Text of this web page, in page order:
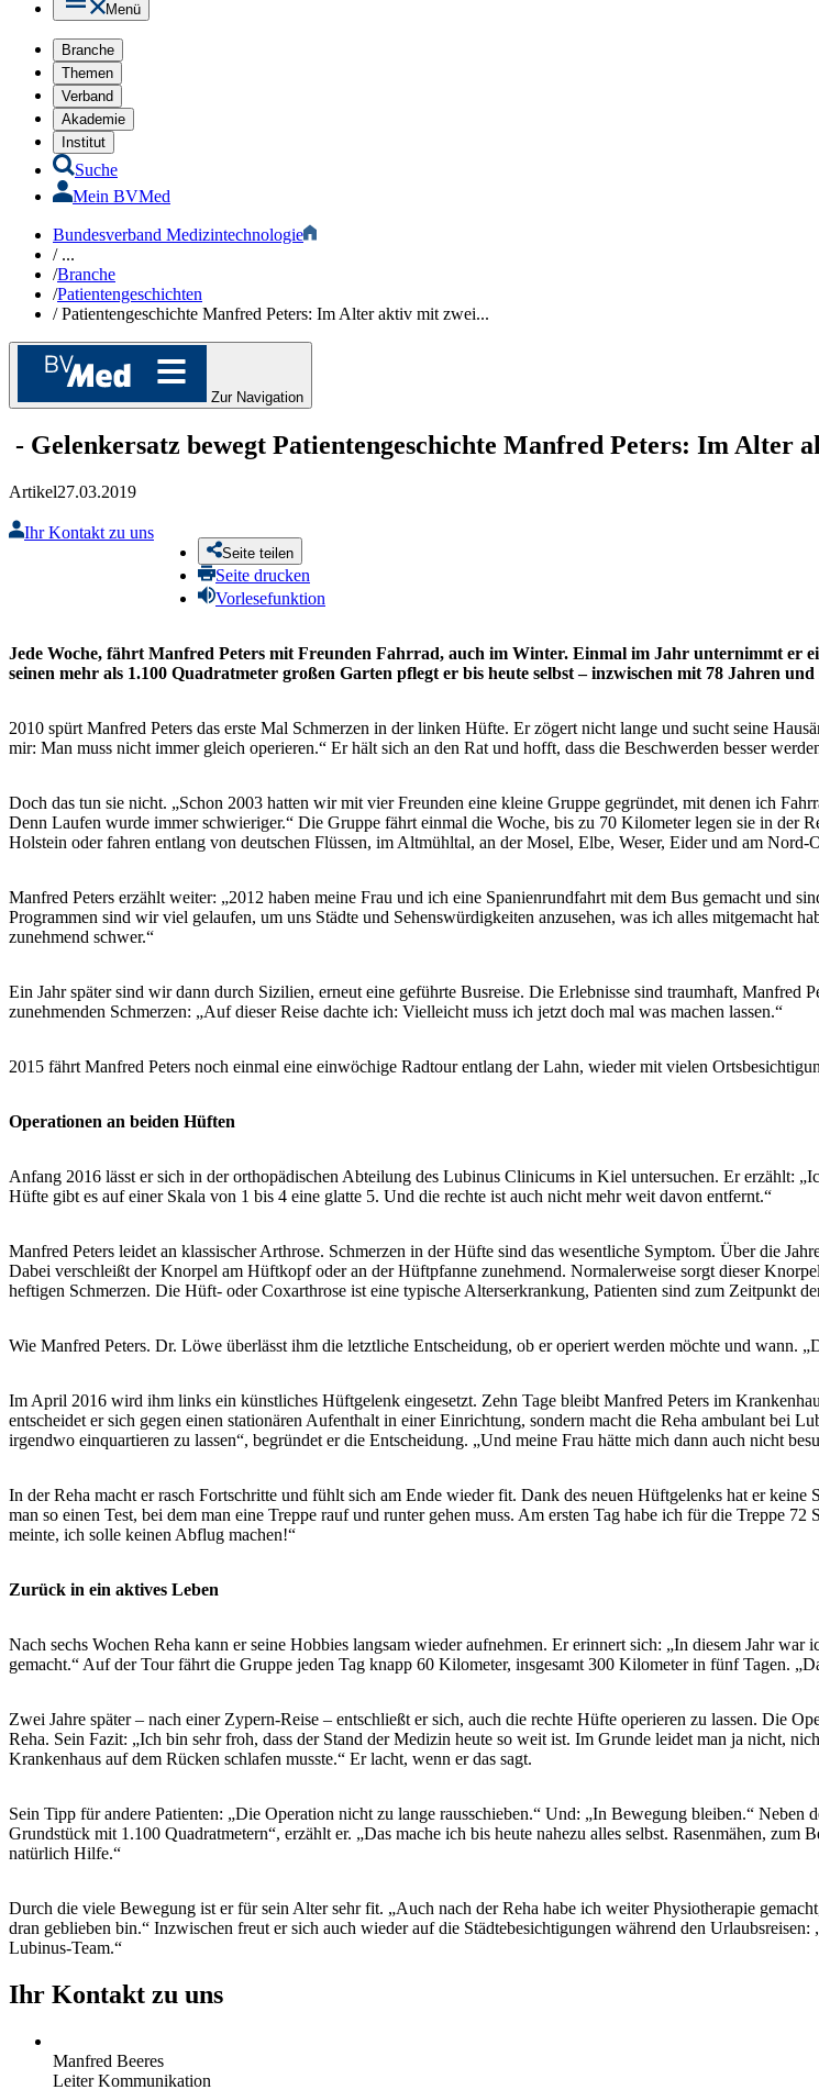
Menü
Branche
Themen
Verband
Akademie
Institut
Suche
Mein BVMed
Bundesverband Medizintechnologie
/...
/Branche
/Patientengeschichten
/Patientengeschichte Manfred Peters: Im Alter aktiv mit zwei...
Zur Navigation
- Gelenkersatz bewegt Patientengeschichte Manfred Peters: Im Alter
Artikel27.03.2019
Ihr Kontakt zu uns
Seite teilen
Seite drucken
Vorlesefunktion
Jede Woche, fährt Manfred Peters mit Freunden Fahrrad, auch im Winter. Einmal im Jahr unternimmt er
seinen mehr als 1.100 Quadratmeter großen Garten pflegt er bis heute selbst – inzwischen mit 78 Jahren
2010 spürt Manfred Peters das erste Mal Schmerzen in der linken Hüfte. Er zögert nicht lange und sucht seine
mir: Man muss nicht immer gleich operieren.“ Er hält sich an den Rat und hofft, dass die Beschwerden besser
Doch das tun sie nicht. „Schon 2003 hatten wir mit vier Freunden eine kleine Gruppe gegründet, mit denen ich
Denn Laufen wurde immer schwieriger.“ Die Gruppe fährt einmal die Woche, bis zu 70 Kilometer legen sie in der
Holstein oder fahren entlang von deutschen Flüssen, im Altmühltal, an der Mosel, Elbe, Weser, Eider und am Nord-
Manfred Peters erzählt weiter: „2012 haben meine Frau und ich eine Spanienrundfahrt mit dem Bus gemacht und
Programmen sind wir viel gelaufen, um uns Städte und Sehenswürdigkeiten anzusehen, was ich alles mitgemacht
zunehmend schwer.“
Ein Jahr später sind wir dann durch Sizilien, erneut eine geführte Busreise. Die Erlebnisse sind traumhaft, Manfred
zunehmenden Schmerzen: „Auf dieser Reise dachte ich: Vielleicht muss ich jetzt doch mal was machen lassen.“
2015 fährt Manfred Peters noch einmal eine einwöchige Radtour entlang der Lahn, wieder mit vielen
Operationen an beiden Hüften
Anfang 2016 lässt er sich in der orthopädischen Abteilung des Lubinus Clinicums in Kiel untersuchen. Er erzählt:
Hüfte gibt es auf einer Skala von 1 bis 4 eine glatte 5. Und die rechte ist auch nicht mehr weit davon entfernt.“
Manfred Peters leidet an klassischer Arthrose. Schmerzen in der Hüfte sind das wesentliche Symptom. Über die
Dabei verschleißt der Knorpel am Hüftkopf oder an der Hüftpfanne zunehmend. Normalerweise sorgt dieser
heftigen Schmerzen. Die Hüft- oder Coxarthrose ist eine typische Alterserkrankung, Patienten sind zum Zeitpunkt
Wie Manfred Peters. Dr. Löwe überlässt ihm die letztliche Entscheidung, ob er operiert werden möchte und wann.
Im April 2016 wird ihm links ein künstliches Hüftgelenk eingesetzt. Zehn Tage bleibt Manfred Peters im
entscheidet er sich gegen einen stationären Aufenthalt in einer Einrichtung, sondern macht die Reha ambulant
irgendwo einquartieren zu lassen“, begründet er die Entscheidung. „Und meine Frau hätte mich dann auch nicht
In der Reha macht er rasch Fortschritte und fühlt sich am Ende wieder fit. Dank des neuen Hüftgelenks hat er
man so einen Test, bei dem man eine Treppe rauf und runter gehen muss. Am ersten Tag habe ich für die Treppe
meinte, ich solle keinen Abflug machen!“
Zurück in ein aktives Leben
Nach sechs Wochen Reha kann er seine Hobbies langsam wieder aufnehmen. Er erinnert sich: „In diesem Jahr
gemacht.“ Auf der Tour fährt die Gruppe jeden Tag knapp 60 Kilometer, insgesamt 300 Kilometer in fünf Tagen.
Zwei Jahre später – nach einer Zypern-Reise – entschließt er sich, auch die rechte Hüfte operieren zu lassen. Die
Reha. Sein Fazit: „Ich bin sehr froh, dass der Stand der Medizin heute so weit ist. Im Grunde leidet man ja nicht,
Krankenhaus auf dem Rücken schlafen musste.“ Er lacht, wenn er das sagt.
Sein Tipp für andere Patienten: „Die Operation nicht zu lange rausschieben.“ Und: „In Bewegung bleiben.“
Grundstück mit 1.100 Quadratmetern“, erzählt er. „Das mache ich bis heute nahezu alles selbst. Rasenmähen,
natürlich Hilfe.“
Durch die viele Bewegung ist er für sein Alter sehr fit. „Auch nach der Reha habe ich weiter Physiotherapie
dran geblieben bin.“ Inzwischen freut er sich auch wieder auf die Städtebesichtigungen während den
Lubinus-Team.“
Ihr Kontakt zu uns
Manfred Beeres
Leiter Kommunikation